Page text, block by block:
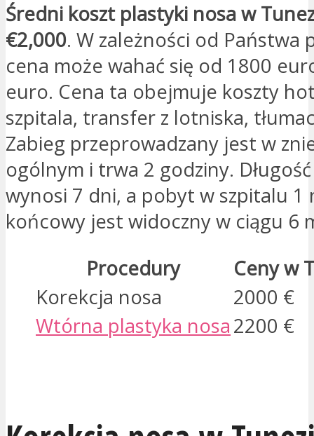
Średni koszt plastyki nosa w
€2,000. W zależności od Państwa
cena może wahać się od 1800
euro. Cena ta obejmuje koszty
szpitala, transfer z lotniska,
Zabieg przeprowadzany jest w
ogólnym i trwa 2 godziny.
wynosi 7 dni, a pobyt w szpitalu 1
końcowy jest widoczny w ciągu 6
Procedury
Ceny w
Korekcja nosa
2000 €
Wtórna plastyka nosa2200 €